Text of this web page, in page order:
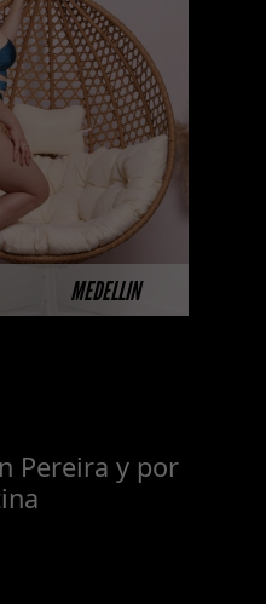
MEDELLIN
de
aún no tienen
en la web
su
Pereira y por